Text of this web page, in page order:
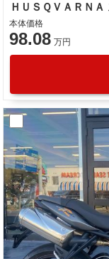
本体価格
98.08 万円